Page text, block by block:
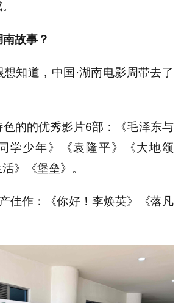
故事？
想知道，中国·湖南电影周带去了
色的的优秀影片6部：《毛泽东与
学少年》《袁隆平》《大地颂
》《堡垒》。
佳作：《你好！李焕英》《落凡